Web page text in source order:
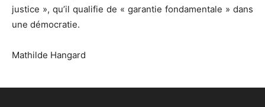
justice », qu’il qualifie de « garantie fondamentale » dans
une démocratie.
Mathilde Hangard